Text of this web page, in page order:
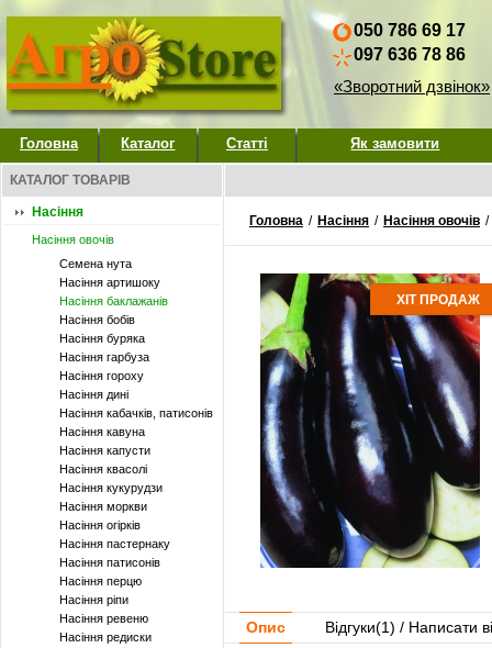
050 786 69 17
097 636 78 86
«Зворотний дзвінок»
Головна Каталог Статті Як замовити
КАТАЛОГ ТОВАРІВ
Насіння
Насіння овочів
Семена нута
Насіння артишоку
Насіння баклажанів
Насіння бобів
Насіння буряка
Насіння гарбуза
Насіння гороху
Насіння дині
Насіння кабачків, патисонів
Насіння кавуна
Насіння капусти
Насіння квасолі
Насіння кукурудзи
Насіння моркви
Насіння огірків
Насіння пастернаку
Насіння патисонів
Насіння перцю
Насіння ріпи
Насіння ревеню
Насіння редиски
Головна / Насіння / Насіння овочів /
ХІТ ПРОДАЖ
Опис Відгуки(1) / Написати